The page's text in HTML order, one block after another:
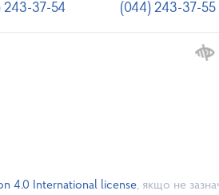
243-37-54 (044) 243-37-55
4.0 International license, якщо не